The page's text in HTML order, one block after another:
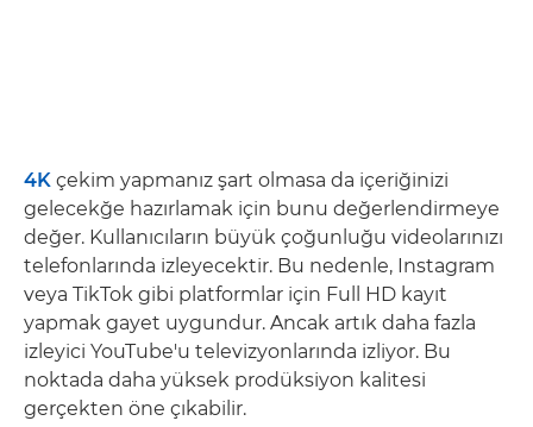
4K çekim yapmanız şart olmasa da içeriğinizi
gelecekğe hazırlamak için bunu değerlendirmeye
değer. Kullanıcıların büyük çoğunluğu videolarınızı
telefonlarında izleyecektir. Bu nedenle, Instagram
veya TikTok gibi platformlar için Full HD kayıt
yapmak gayet uygundur. Ancak artık daha fazla
izleyici YouTube'u televizyonlarında izliyor. Bu
noktada daha yüksek prodüksiyon kalitesi
gerçekten öne çıkabilir.